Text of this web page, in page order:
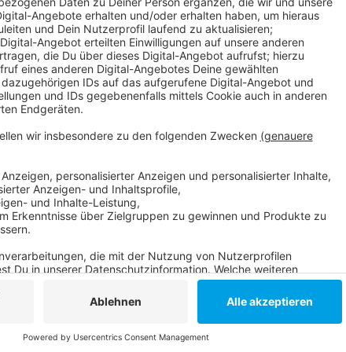
Sie liegt heute (1. Juli 2021) bei 9,0 - und damit fast drei
2021). In unserer Stadt ist auch ein weiterer Mensch an den
Die Gesamtzahl ist auf 427 gestiegen; so viele Menschen
in Düsseldorf mit oder am Virus verstorben. Und noch eine
21 Neuinfektionen gemeldet.
RKI registriert 892 Neuinfektionen - Inzidenz bei 5,1
Keine Reisewarnung mehr für mehr als 80 Corona-
Die aktuellen Zahlen vom Robert-Koch-Institut